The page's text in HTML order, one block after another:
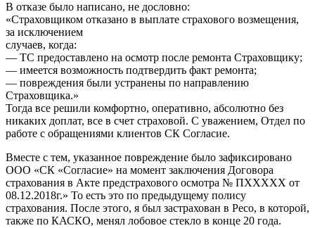
В отказе было написано, не дословно:
«Страховщиком отказано в выплате страхового возмещения,
за исключением
случаев, когда:
— ТС предоставлено на осмотр после ремонта Страховщику;
— имеется возможность подтвердить факт ремонта;
— повреждения были устранены по направлению
Страховщика.»
Тогда все решили комфортно, оперативно, абсолютно без
никаких доплат, все в счет страховой. С уважением, Отдел по
работе с обращениями клиентов СК Согласие.
Вместе с тем, указанное повреждение было зафиксировано
ООО «СК «Согласие» на момент заключения Договора
страхования в Акте предстрахового осмотра № ПХХХХХ от
08.12.2018г.» То есть это по предыдущему полису
страхования. После этого, я был застрахован в Ресо, в которой,
также по КАСКО, менял лобовое стекло в конце 20 года.